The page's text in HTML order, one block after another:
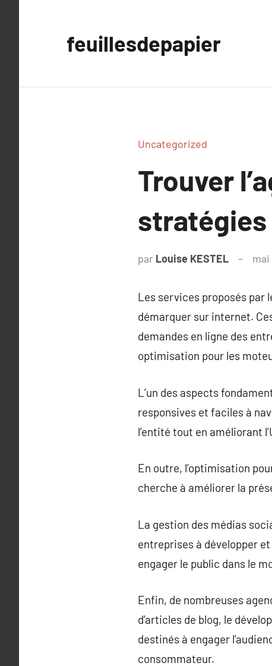
feuillesdepapier
Uncategorized
Trouver
stratégies
par Louise KESTEL mai
Les services proposés par
démarquer sur internet.
demandes en ligne des
optimisation pour les
L’un des aspects
responsives et faciles à
l’entité tout en améliorant
En outre, l’optimisation
cherche à améliorer la
La gestion des médias
entreprises à développer
engager le public dans le
Enfin, de nombreuses
d’articles de blog, le
destinés à engager
consommateur.